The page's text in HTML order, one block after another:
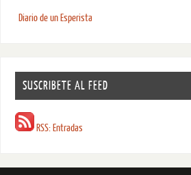
Diario de un Esperista
SUSCRIBETE AL FEED
RSS: Entradas